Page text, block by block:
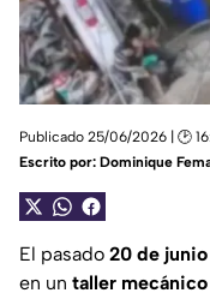
Publicado 25/06/2026 | 🕑
Escrito por: Dominique
El pasado 20 de junio
en un taller